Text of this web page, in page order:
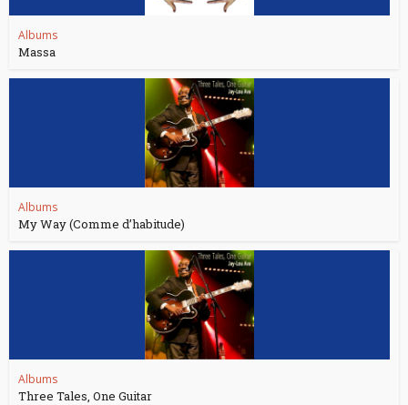
Albums
Massa
Albums
My Way (Comme d’habitude)
Albums
Three Tales, One Guitar